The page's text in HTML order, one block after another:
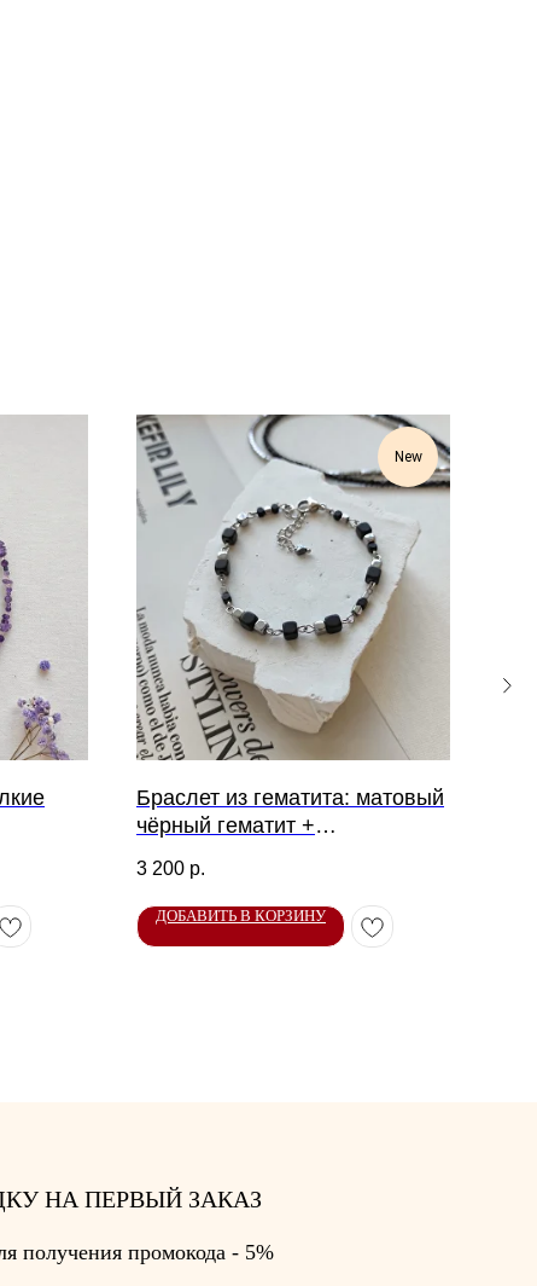
New
Браслет из гематита: матовый
чёрный гематит +
3 200 р.
ДОБАВИТЬ В КОРЗИНУ
НА ПЕРВЫЙ ЗАКАЗ
получения промокода - 5%